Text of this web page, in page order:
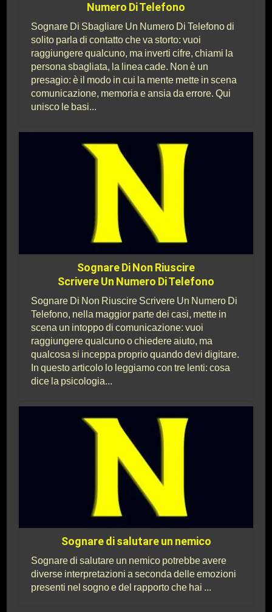
Numero Di Telefono
Sognare Di Sbagliare Un Numero Di Telefono di
solito parla di contatto che va storto: vuoi
raggiungere qualcuno, ma inverti cifre, chiami la
persona sbagliata, la linea cade. Non è un
presagio: è il modo in cui la mente mette in scena
comunicazione, memoria e ansia da errore. Qui
unisco le basi...
Sognare Di Non Riuscire
Scrivere Un Numero Di Telefono
Sognare Di Non Riuscire Scrivere Un Numero Di
Telefono, nella maggior parte dei casi, mette in
scena un intoppo di comunicazione: vuoi
raggiungere qualcuno o chiedere aiuto, ma
qualcosa si inceppa proprio quando devi digitare.
In questo articolo lo leggiamo con tre lenti: cosa
dice la psicologia...
Sognare di salutare un nemico
Sognare di salutare un nemico potrebbe avere
diverse interpretazioni a seconda delle emozioni
presenti nel sogno e del rapporto che hai ...